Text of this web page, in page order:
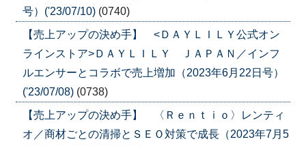
号）('23/07/10) (0740)
【売上アップの決め手】 <ＤＡＹＬＩＬＹ公式オン
ラインストア>ＤＡＹＬＩＬＹ ＪＡＰＡＮ／インフ
ルエンサーとコラボで売上増加（2023年6月22日号）
('23/07/08) (0738)
【売上アップの決め手】 〈Ｒｅｎｔｉｏ〉レンティ
オ／商材ごとの清掃とＳＥＯ対策で成長（2023年7月5